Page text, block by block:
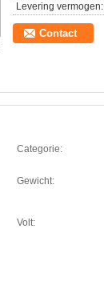
Levering vermogen:
Contact
Categorie:
Gewicht:
Volt: